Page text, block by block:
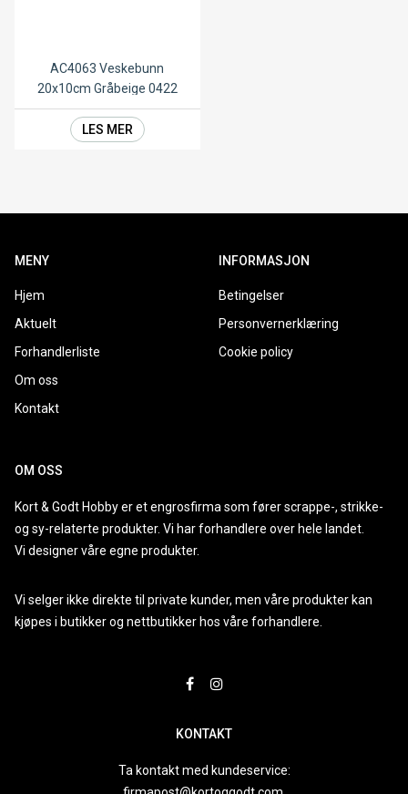
AC4063 Veskebunn
20x10cm Gråbeige 0422
LES MER
MENY
Hjem
Aktuelt
Forhandlerliste
Om oss
Kontakt
INFORMASJON
Betingelser
Personvernerklæring
Cookie policy
OM OSS
Kort & Godt Hobby er et engrosfirma som fører scrappe-, strikke-
og sy-relaterte produkter. Vi har forhandlere over hele landet.
Vi designer våre egne produkter.
Vi selger ikke direkte til private kunder, men våre produkter kan
kjøpes i butikker og nettbutikker hos våre forhandlere.
KONTAKT
Ta kontakt med kundeservice: